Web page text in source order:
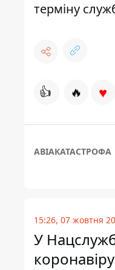
терміну
👍 🔥 ♥
АВІАКАТАСТРОФА
15:26, 07 жовтня
У